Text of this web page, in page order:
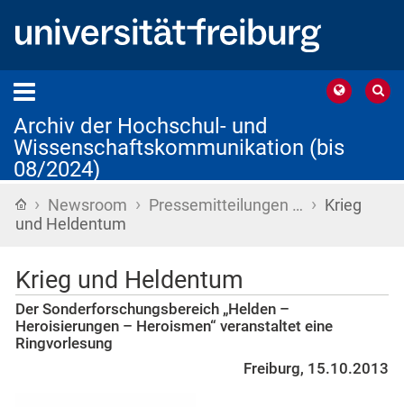
Archiv der Hochschul- und
Wissenschaftskommunikation (bis
08/2024)
Startseite
› Newsroom › Pressemitteilungen … › Krieg
und Heldentum
Krieg und Heldentum
Der Sonderforschungsbereich „Helden –
Heroisierungen – Heroismen“ veranstaltet eine
Ringvorlesung
Freiburg, 15.10.2013